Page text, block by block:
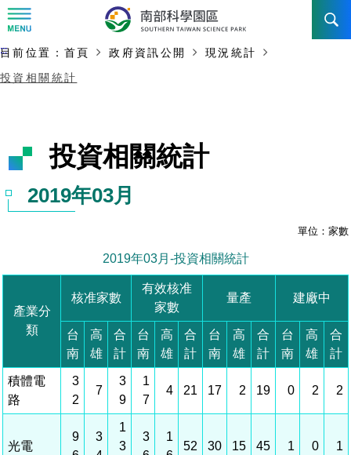
訊息公告
新聞資料專區
即時新聞澄清專區
招標資訊
園區電子看板專區
發展沿革
設立沿革
首長介紹
局長小檔案
局長電子信箱
組織法
組織架構
組織職掌
管理局位置
施政主軸
年度工作展望
國家科學及技術委員會重大政策
廉政園地
工作職掌與聯絡管道
廉政反貪、防貪專區
獲獎記錄
檔案應用專區
認識園區
臺南園區
競爭優勢
土地規劃
水電供應
園區土地廠房宿舍出租資訊
競爭優勢
土地規劃
水電供應
橋頭園區
簡介
競爭優勢
土地規劃
新設園區
交通資訊
機構及廠商名錄
工商服務
申請流程及表單
入區申辦流程
申辦案件處理時限
投資業務
相關費用
園區事業管理費
土地及廠房租賃
科學園區廠商服務網
園區課程及獎補助計畫
主要內容開始
:::
目前位置： 首頁 政府資訊公開
現況統計
投資相關統計